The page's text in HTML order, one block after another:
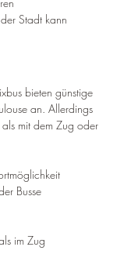
Stadt kann
bieten günstige
an. Allerdings
mit dem Zug oder
Busse
im Zug